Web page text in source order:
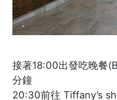
接著18:00出發吃晚餐
分鐘
20:30前往 Tiffany’s